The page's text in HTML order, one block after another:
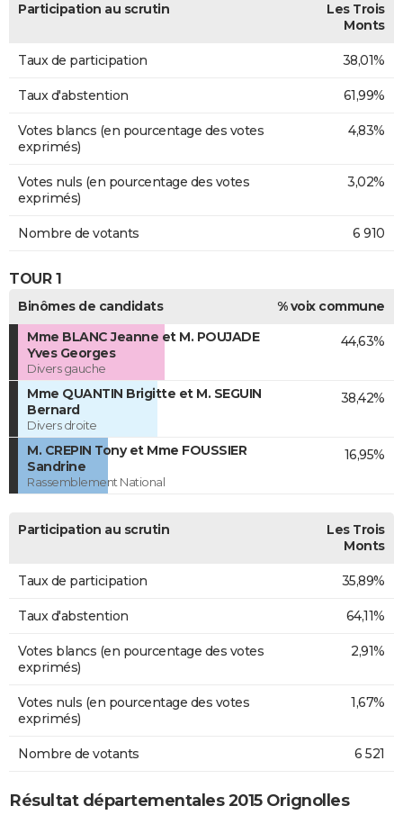
Participation au scrutin
Les Trois
Monts
Taux de participation 38,01%
Taux d'abstention 61,99%
Votes blancs (en pourcentage des votes
exprimés)
4,83%
Votes nuls (en pourcentage des votes
exprimés)
3,02%
Nombre de votants 6 910
TOUR 1
Binômes de candidats
% voix commune
Mme BLANC Jeanne et M. POUJADE
Yves Georges
Divers gauche
44,63%
Mme QUANTIN Brigitte et M. SEGUIN
Bernard
Divers droite
38,42%
M. CREPIN Tony et Mme FOUSSIER
Sandrine
Rassemblement National
16,95%
Participation au scrutin
Les Trois
Monts
Taux de participation 35,89%
Taux d'abstention 64,11%
Votes blancs (en pourcentage des votes
exprimés)
2,91%
Votes nuls (en pourcentage des votes
exprimés)
1,67%
Nombre de votants 6 521
Résultat départementales 2015 Orignolles